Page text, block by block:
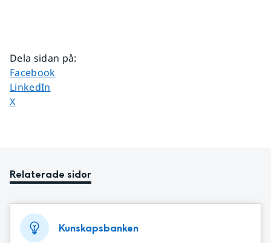
Dela sidan på:
Dela sidan på
Facebook
Dela sidan på
LinkedIn
Dela sidan på
X
Relaterade sidor
Kunskapsbanken